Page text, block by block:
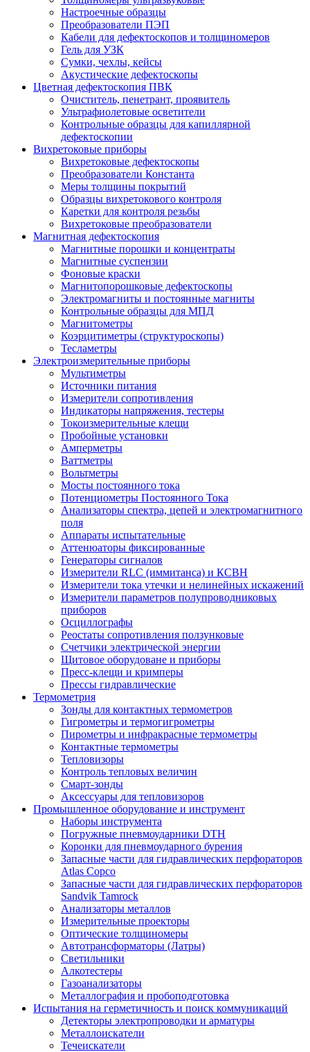
Настроечные образцы
Преобразователи ПЭП
Кабели для дефектоскопов и толщиномеров
Гель для УЗК
Сумки, чехлы, кейсы
Акустические дефектоскопы
Цветная дефектоскопия ПВК
Очиститель, пенетрант, проявитель
Ультрафиолетовые осветители
Контрольные образцы для капиллярной
дефектоскопии
Вихретоковые приборы
Вихретоковые дефектоскопы
Преобразователи Константа
Меры толщины покрытий
Образцы вихретокового контроля
Каретки для контроля резьбы
Вихретоковые преобразователи
Магнитная дефектоскопия
Магнитные порошки и концентраты
Магнитные суспензии
Фоновые краски
Магнитопорошковые дефектоскопы
Электромагниты и постоянные магниты
Контрольные образцы для МПД
Магнитометры
Коэрцитиметры (структуроскопы)
Тесламетры
Электроизмерительные приборы
Мультиметры
Источники питания
Измерители сопротивления
Индикаторы напряжения, тестеры
Токоизмерительные клещи
Пробойные установки
Амперметры
Ваттметры
Вольтметры
Мосты постоянного тока
Потенциометры Постоянного Тока
Анализаторы спектра, цепей и электромагнитного
поля
Аппараты испытательные
Аттенюаторы фиксированные
Генераторы сигналов
Измерители RLC (иммитанса) и КСВН
Измерители тока утечки и нелинейных искажений
Измерители параметров полупроводниковых
приборов
Осциллографы
Реостаты сопротивления ползунковые
Счетчики электрической энергии
Щитовое оборудоване и приборы
Пресс-клещи и кримперы
Прессы гидравлические
Термометрия
Зонды для контактных термометров
Гигрометры и термогигрометры
Пирометры и инфракрасные термометры
Контактные термометры
Тепловизоры
Контроль тепловых величин
Смарт-зонды
Аксессуары для тепловизоров
Промышленное оборудование и инструмент
Наборы инструмента
Погружные пневмоударники DTH
Коронки для пневмоударного бурения
Запасные части для гидравлических перфораторов
Atlas Copco
Запасные части для гидравлических перфораторов
Sandvik Tamrock
Анализаторы металлов
Измерительные проекторы
Оптические толщиномеры
Автотрансформаторы (Латры)
Светильники
Алкотестеры
Газоанализаторы
Металлография и пробоподготовка
Испытания на герметичность и поиск коммуникаций
Детекторы электропроводки и арматуры
Металлоискатели
Течеискатели